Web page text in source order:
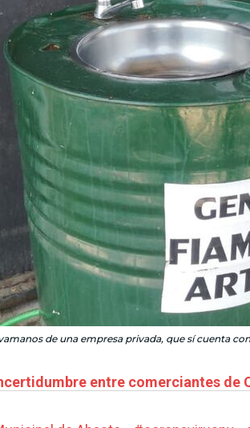
de una empresa privada, que sí cuenta
entre comerciantes de